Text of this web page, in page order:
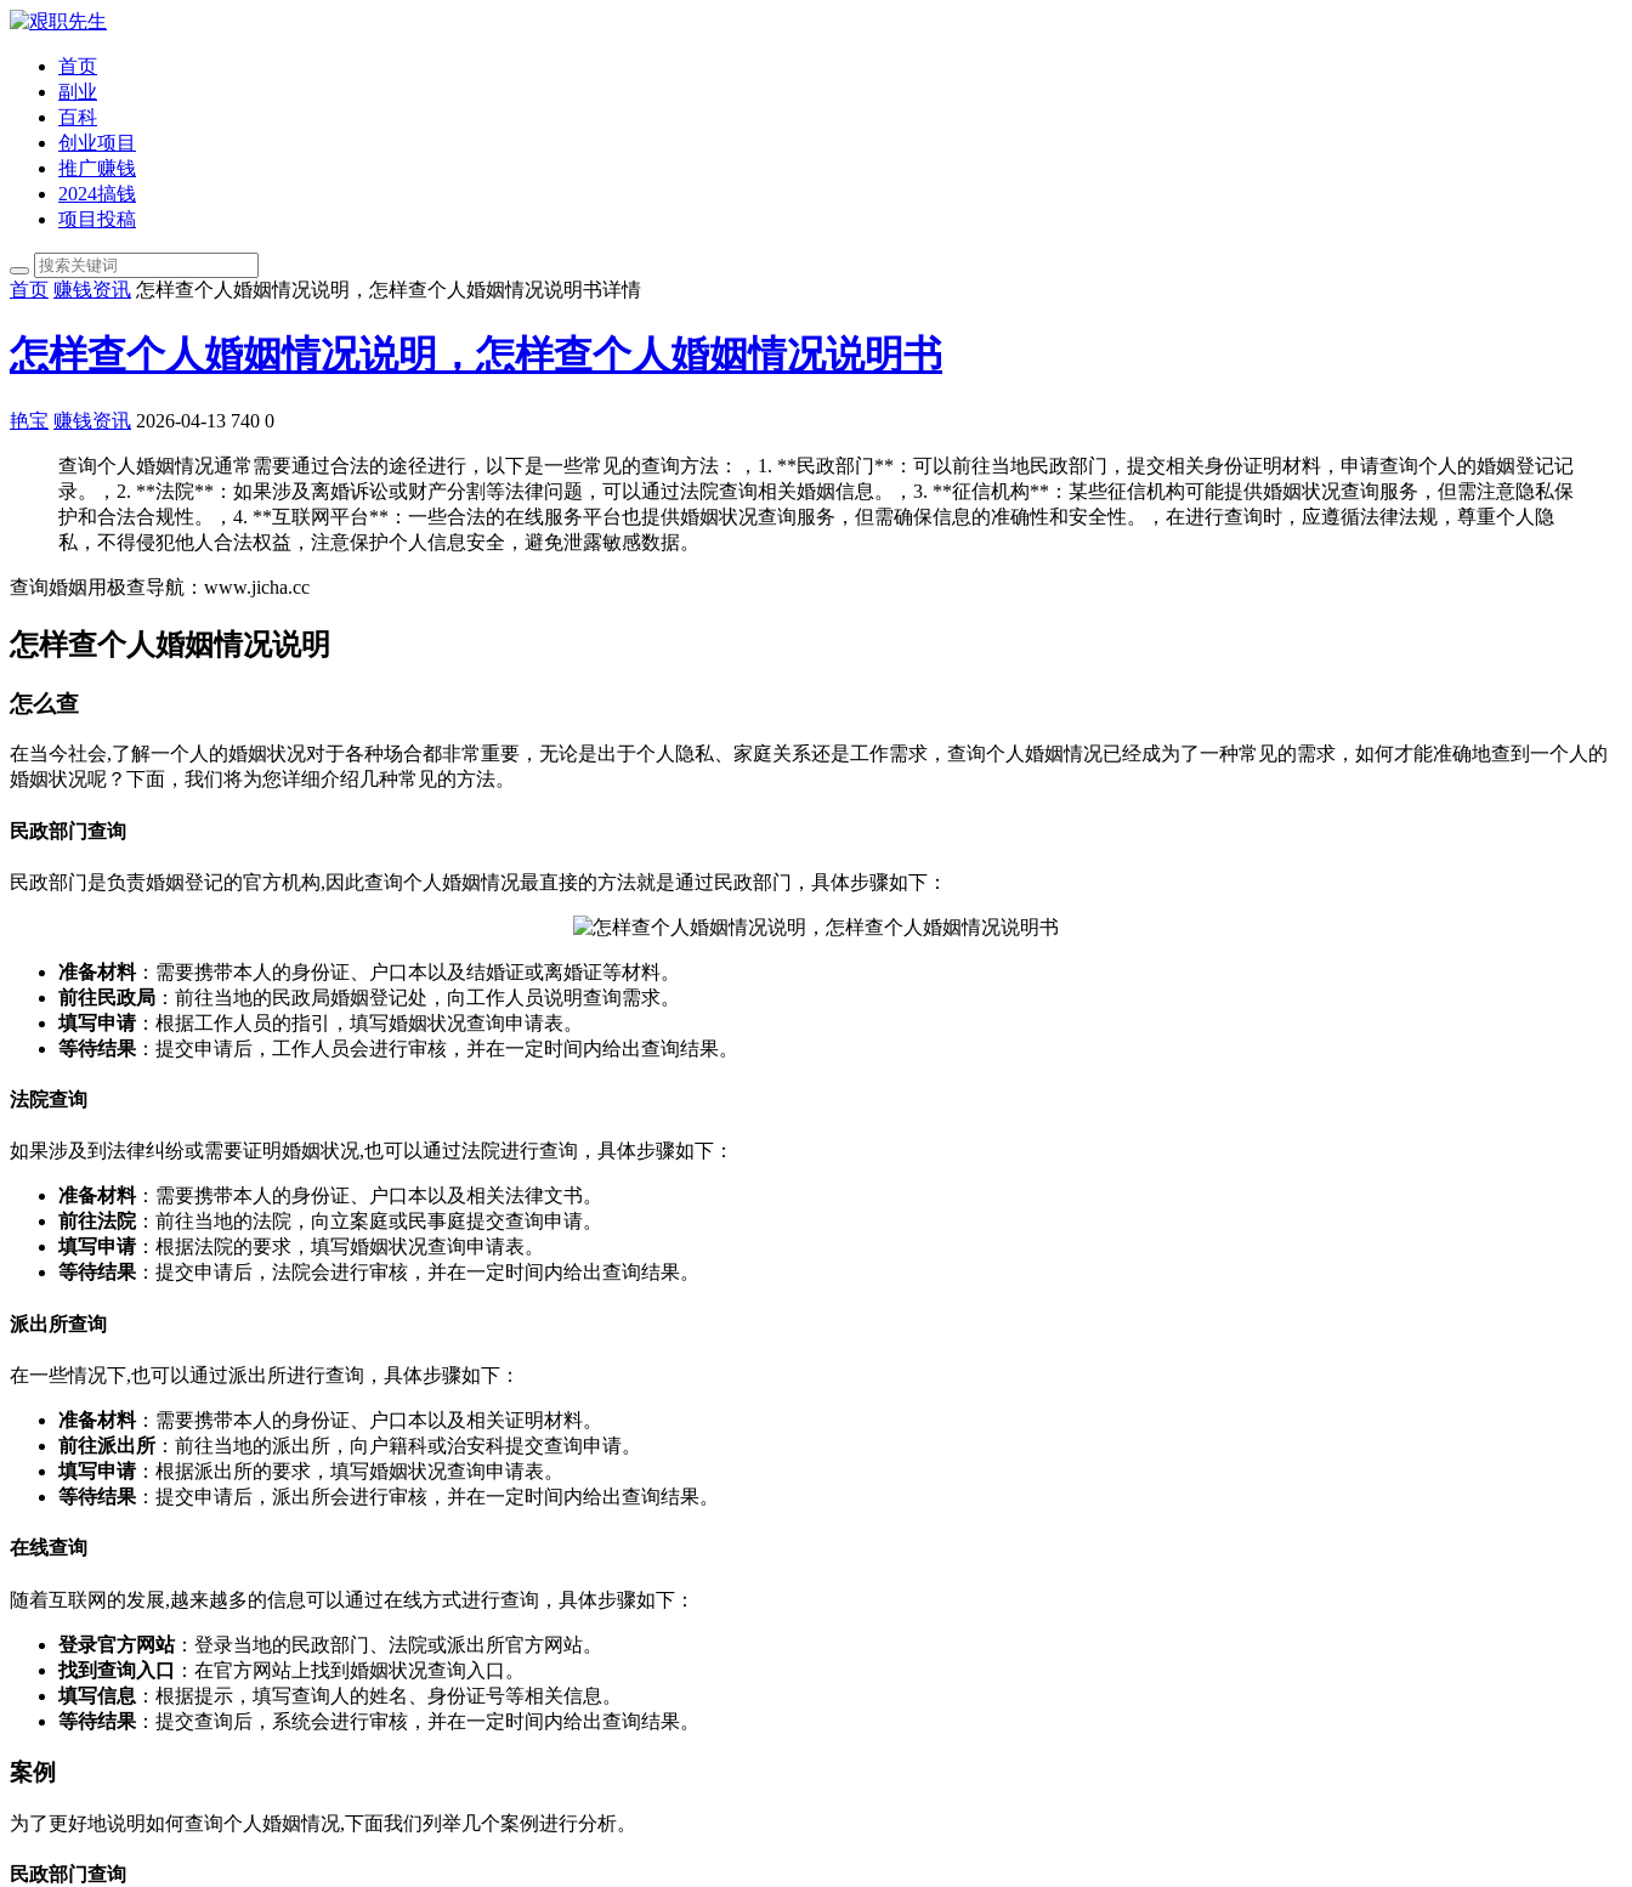
首页
副业
百科
创业项目
推广赚钱
2024搞钱
项目投稿
首页 赚钱资讯 怎样查个人婚姻情况说明，怎样查个人婚姻情况说明书详情
怎样查个人婚姻情况说明，怎样查个人婚姻情况说明书
艳宝 赚钱资讯 2026-04-13 740 0
查询个人婚姻情况通常需要通过合法的途径进行，以下是一些常见的查询方法：，1. **民政部门**：可以前往当地民政部门，提交相关身份证明材料，申请查询个人的婚姻登记记
录。，2. **法院**：如果涉及离婚诉讼或财产分割等法律问题，可以通过法院查询相关婚姻信息。，3. **征信机构**：某些征信机构可能提供婚姻状况查询服务，但需注意隐私保
护和合法合规性。，4. **互联网平台**：一些合法的在线服务平台也提供婚姻状况查询服务，但需确保信息的准确性和安全性。，在进行查询时，应遵循法律法规，尊重个人隐
私，不得侵犯他人合法权益，注意保护个人信息安全，避免泄露敏感数据。
查询婚姻用极查导航：www.jicha.cc
怎样查个人婚姻情况说明
怎么查
在当今社会,了解一个人的婚姻状况对于各种场合都非常重要，无论是出于个人隐私、家庭关系还是工作需求，查询个人婚姻情况已经成为了一种常见的需求，如何才能准确地查到一个人的
婚姻状况呢？下面，我们将为您详细介绍几种常见的方法。
民政部门查询
民政部门是负责婚姻登记的官方机构,因此查询个人婚姻情况最直接的方法就是通过民政部门，具体步骤如下：
准备材料：需要携带本人的身份证、户口本以及结婚证或离婚证等材料。
前往民政局 ：前往当地的民政局婚姻登记处，向工作人员说明查询需求。
填写申请：根据工作人员的指引，填写婚姻状况查询申请表。
等待结果 ：提交申请后，工作人员会进行审核，并在一定时间内给出查询结果。
法院查询
如果涉及到法律纠纷或需要证明婚姻状况,也可以通过法院进行查询，具体步骤如下：
准备材料：需要携带本人的身份证、户口本以及相关法律文书。
前往法院：前往当地的法院，向立案庭或民事庭提交查询申请。
填写申请：根据法院的要求，填写婚姻状况查询申请表。
等待结果：提交申请后，法院会进行审核，并在一定时间内给出查询结果。
派出所查询
在一些情况下,也可以通过派出所进行查询，具体步骤如下：
准备材料：需要携带本人的身份证、户口本以及相关证明材料。
前往派出所 ：前往当地的派出所，向户籍科或治安科提交查询申请。
填写申请：根据派出所的要求，填写婚姻状况查询申请表。
等待结果 ：提交申请后，派出所会进行审核，并在一定时间内给出查询结果。
在线查询
随着互联网的发展,越来越多的信息可以通过在线方式进行查询，具体步骤如下：
登录官方网站：登录当地的民政部门、法院或派出所官方网站。
找到查询入口
：在官方网站上找到婚姻状况查询入口。
填写信息 ：根据提示，填写查询人的姓名、身份证号等相关信息。
等待结果 ：提交查询后，系统会进行审核，并在一定时间内给出查询结果。
案例
为了更好地说明如何查询个人婚姻情况,下面我们列举几个案例进行分析。
民政部门查询